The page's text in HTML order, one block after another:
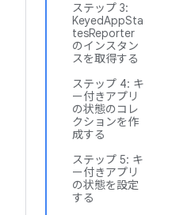
ステップ 3:
KeyedAppSta
tesReporter
のインスタン
スを取得する
ステップ 4: キ
ー付きアプリ
の状態のコレ
クションを作
成する
ステップ 5: キ
ー付きアプリ
の状態を設定
する